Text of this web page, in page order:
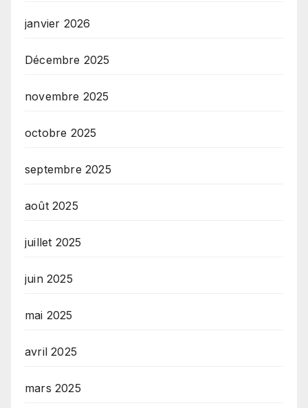
janvier 2026
Décembre 2025
novembre 2025
octobre 2025
septembre 2025
août 2025
juillet 2025
juin 2025
mai 2025
avril 2025
mars 2025